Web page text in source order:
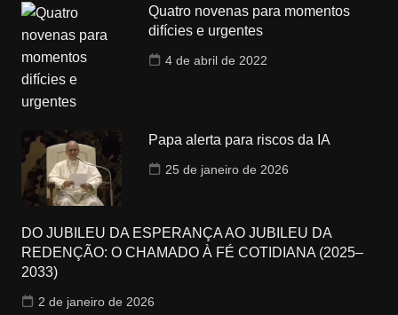
Quatro novenas para momentos
difícies e urgentes
4 de abril de 2022
Papa alerta para riscos da IA
25 de janeiro de 2026
DO JUBILEU DA ESPERANÇA AO JUBILEU DA
REDENÇÃO: O CHAMADO À FÉ COTIDIANA (2025–
2033)
2 de janeiro de 2026